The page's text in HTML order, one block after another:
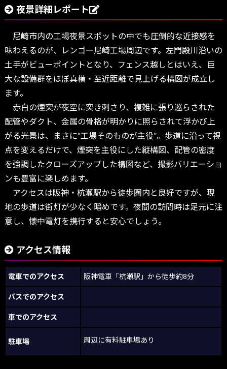
夜景詳細レポート
尼崎市内の工場夜景スポットの中でも圧倒的な近接感を
味わえるのが、レンゴー尼崎工場周辺です。左門殿川沿いの
土手がビューポイントとなり、フェンス越しとはいえ、巨
大な設備群をほぼ真横・至近距離で見上げる構図が成立し
ます。
赤白の煙突が夜空に突き刺さり、複雑に張り巡らされた
配管やダクト、金属の骨格が明かりに照らされて浮かび上
がる光景は、まさに“工場そのものが主役”。歩道に沿って視
点を変えるだけで、煙突を主役にした縦構図、配管の密度
を強調したクローズアップした構図など、撮影バリエーショ
ンも豊富に楽しめます。
アクセスは阪神・杭瀬駅から徒歩圏内と良好ですが、現
地の歩道は街灯が少なく暗めです。夜間の訪問時は足元に注
意し、懐中電灯を携行すると安心でしょう。
アクセス情報
電車でのアクセス 阪神電車「杭瀬駅」から徒歩約8分
バスでのアクセス
車でのアクセス
駐車場 周辺に有料駐車場あり